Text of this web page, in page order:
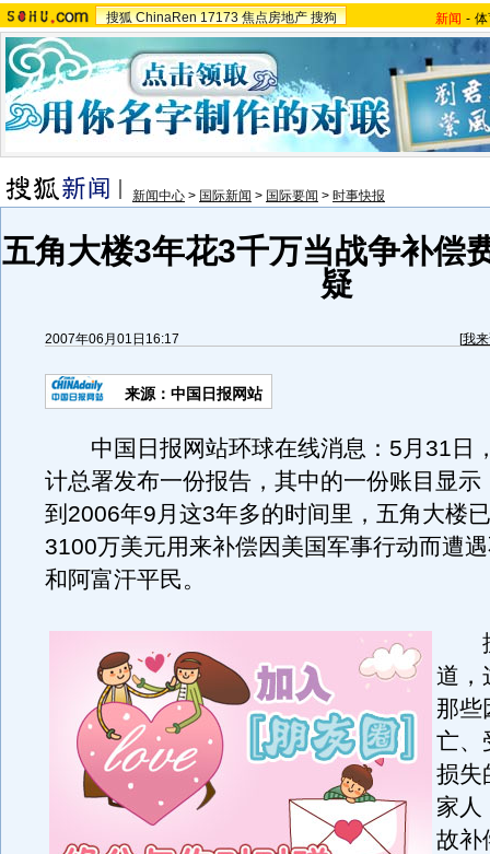
搜狐 ChinaRen 17173 焦点房地产 搜狗 新闻 -
新闻中心 > 国际新闻 > 国际要闻 > 时事快报
五角大楼3年花3千万当战争补偿
疑
2007年06月01日16:17 [我
来源：中国日报网站
中国日报网站环球在线消息：5月31日
计总署发布一份报告，其中的一份账目显
到2006年9月这3年多的时间里，五角大楼
3100万美元用来补偿因美国军事行动而遭
和阿富汗平民。
据
道，
那些
亡、
损失
家人
故补